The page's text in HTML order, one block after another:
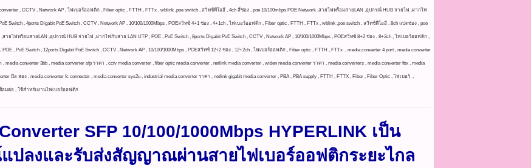
converter , CCTV , Network AP , ไฟเบอร์ออฟติก , Fiber optic , FTTH , FTTx , wblink ,poe switch , สวิทช์พีโออี , 4ch สี่ช่อง , poe 10/100mbps POE Network ,สายไฟพร้อมสายLAN ,อุปกรณ์ HUB จ่ายไฟ ,ฝากไฟ
Switch , 4ports Digabit PoE Switch , CCTV , Network AP , 10/100/1000Mbps , POEสวิทซ์ 4+1 ช่อง , 4+1ch , ไฟเบอร์ออฟติก , Fiber optic , FTTH , FTTx , wblink ,poe switch , สวิทช์พีโออี , 8ch แปดช่อง , poe
,สายไฟพร้อมสายLAN ,อุปกรณ์ HUB จ่ายไฟ ,ฝากไฟกับสาย LAN UTP , POE , PoE Switch , 8ports Digabit PoE Switch , CCTV , Network AP , 10/100/1000Mbps , POEสวิทซ์ 8+2 ช่อง , 8+2ch , ไฟเบอร์ออฟติก ,
POE , PoE Switch , 12ports Digabit PoE Switch , CCTV , Network AP , 10/100/1000Mbps , POEสวิทซ์ 12+2 ช่อง , 12+2ch , ไฟเบอร์ออฟติก , Fiber optic , FTTH , FTTx , media converter 4 port , media converter
, media converter 3bb , media converter sfp ราคา , cctv media converter , fiber optic media converter , netlink media converter , widen media converter ราคา , media converters , media converter fttx , media
มือ สอง , media converter fc connector , media converter sys2u , industrial media converter ราคา , netlink gigabit media converter , PBA , PBA supply , FTTH , FTTX , Fiber , Fiber Optic , ไฟเบอร์ ,
มต่อ , ใช้สำหรับงานไฟเบอร์ออฟติก
SFP 10/100/1000Mbps HYPERLINK เป็น
ปลงและรับส่งสัญญาณผ่านสายไฟเบอร์ออฟติกระยะไกล